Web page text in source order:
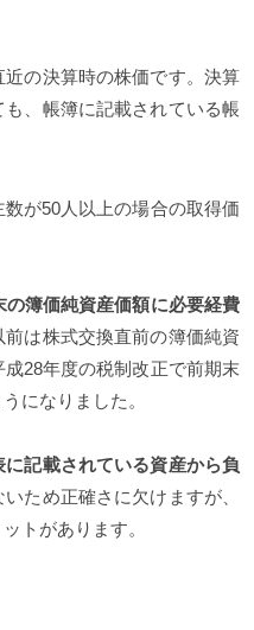
の決算時の株価です。決算
、帳簿に記載されている帳
数が50人以上の場合の取得価
の簿価純資産価額に必要経費
前は株式交換直前の簿価純資
28年度の税制改正で前期末
になりました。
記載されている資産から負
ため正確さに欠けますが、
トがあります。